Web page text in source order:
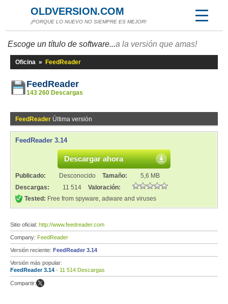
OLDVERSION.COM
¡PORQUE LO NUEVO NO SIEMPRE ES MEJOR!
Escoge un título de software...a la versión que amas!
Oficina » FeedReader
FeedReader
143 260 Descargas
FeedReader Última versión
FeedReader 3.14
Descargar ahora
Publicado: Desconocido Tamaño:
5,6 MB
Descargas:
11 514
Valoración:
Tested: Free from spyware, adware and viruses
Sitio oficial: http://www.feedreader.com
Company: FeedReader
Versión reciente: FeedReader 3.14
Versión más popular:
FeedReader 3.14 - 11 514 Descargas
Compartir: